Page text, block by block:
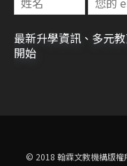
最新升學資訊、多元
開始
© 2018 翰霖文教機構版權